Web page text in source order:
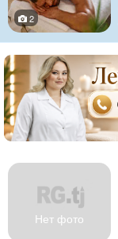
2
Нет фото